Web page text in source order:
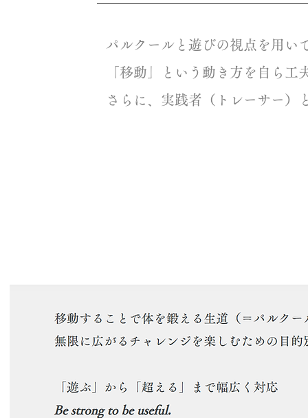
パルクールと遊びの視点を用い
「移動」という動き方を自ら工
さらに、実践者（トレーサー）
「遊ぶ」から「超える」まで幅広く対応